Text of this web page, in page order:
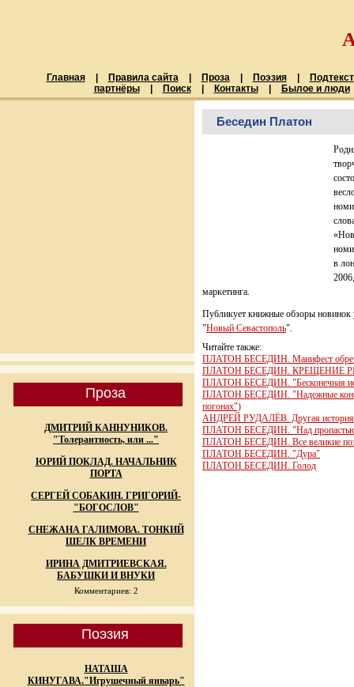
Главная Правила сайта Проза Поэзия
Подтекст
партнёры
Поиск Контакты Былое и люди
Проза
ДМИТРИЙ КАННУНИКОВ.
"Толерантность, или ..."
ЮРИЙ ПОКЛАД. НАЧАЛЬНИК
ПОРТА
СЕРГЕЙ СОБАКИН. ГРИГОРИЙ-
"БОГОСЛОВ"
СНЕЖАНА ГАЛИМОВА. ТОНКИЙ
ШЕЛК ВРЕМЕНИ
ИРИНА ДМИТРИЕВСКАЯ.
БАБУШКИ И ВНУКИ
Комментариев: 2
Поэзия
НАТАША
КИНУГАВА."Игрушечный январь"
Беседин Платон
в
маркетинга.
Публикует книжные обзоры новинок
"Новый Севастополь".
Читайте также:
ПЛАТОН БЕСЕДИН. Манифест
ПЛАТОН БЕСЕДИН. КРЕЩЕНИЕ
ПЛАТОН БЕСЕДИН. "Бесконечная
ПЛАТОН БЕСЕДИН. "Надежные
погонах")
АНДРЕЙ РУДАЛЁВ. Другая история
ПЛАТОН БЕСЕДИН. "Над пропастью в
ПЛАТОН БЕСЕДИН. Все великие
ПЛАТОН БЕСЕДИН. "Дура"
ПЛАТОН БЕСЕДИН. Голод